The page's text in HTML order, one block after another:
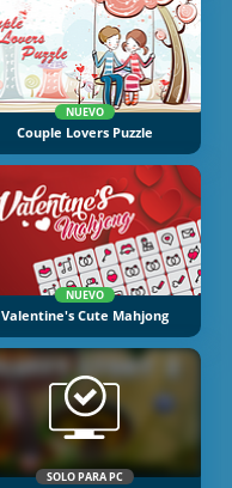
NUEVO
Couple Lovers Puzzle
NUEVO
Valentine's Cute Mahjong
SOLO PARA PC